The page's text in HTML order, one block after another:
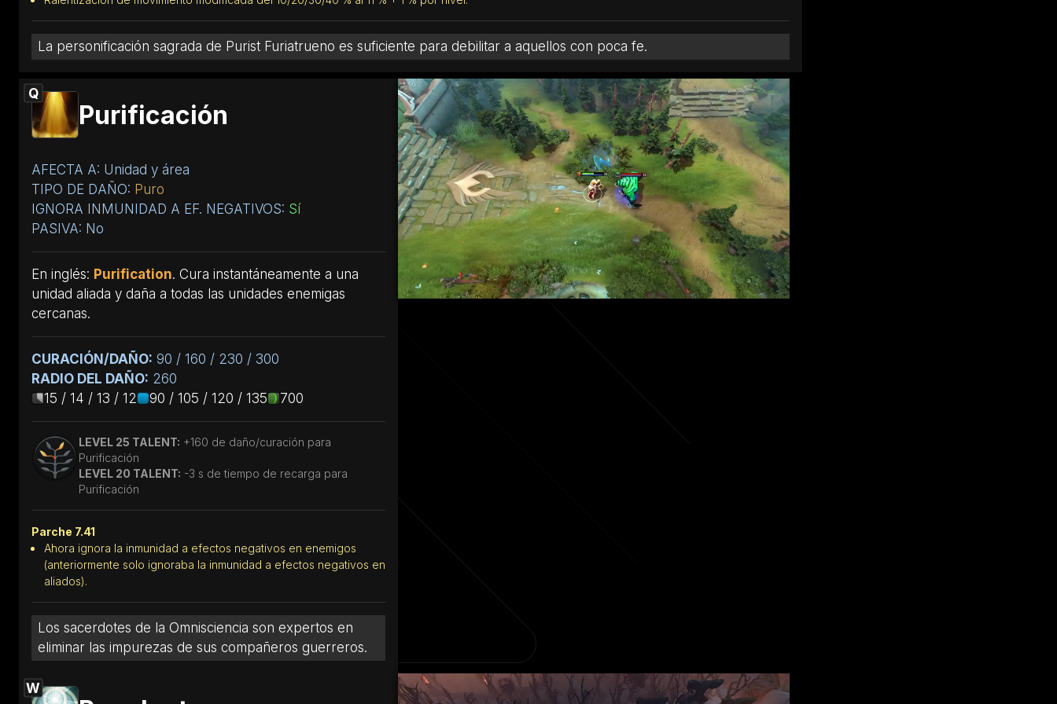
La personificación sagrada de Purist Furiatrueno es suficiente para debilitar a aquellos con poca fe.
Q
Purificación
AFECTA A: Unidad y área
TIPO DE DAÑO: Puro
IGNORA INMUNIDAD A EF. NEGATIVOS: Sí
PASIVA: No
En inglés: Purification. Cura instantáneamente a una
unidad aliada y daña a todas las unidades enemigas
cercanas.
CURACIÓN/DAÑO: 90 / 160 / 230 / 300
RADIO DEL DAÑO: 260
15 / 14 / 13 / 12
90 / 105 / 120 / 135 700
LEVEL 25 TALENT: +160 de daño/curación para
Purificación
LEVEL 20 TALENT: -3 s de tiempo de recarga para
Purificación
Parche 7.41
Ahora ignora la inmunidad a efectos negativos en enemigos
(anteriormente solo ignoraba la inmunidad a efectos negativos en
aliados).
Los sacerdotes de la Omnisciencia son expertos en
eliminar las impurezas de sus compañeros guerreros.
W